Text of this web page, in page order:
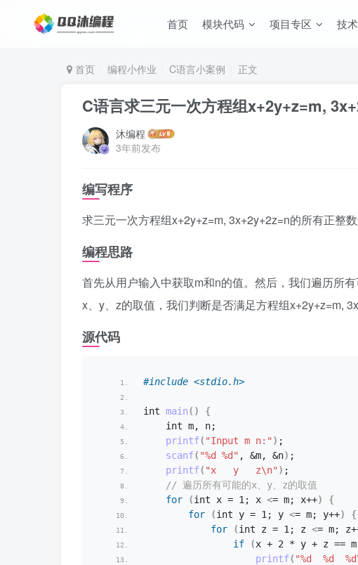
首页 模块代码 项目专区 技
首页 编程小作业 C语言小案例 正文
C语言求三元一次方程组x+2y+z=m,
沐编程
3年前发布
编写程序
求三元一次方程组x+2y+z=m, 3x+2y+2z=n的所有正整
编程思路
首先从用户输入中获取m和n的值。然后，我们遍历所
x、y、z的取值，我们判断是否满足方程组x+2y+z=m,
源代码
#include <stdio.h>
int main()
{
int m, n;
printf( "Input m n:" ) ;
scanf( "%d %d" , &m, &n) ;
printf( "x   y   z\n" ) ;
// 遍历所有可能的x、y、z的取值
for
(int x = 1; x <= m; x++)
{
for
(int y = 1; y <= m; y++)
{
for
(int z = 1; z <= m;
if
(x + 2 * y + z ==
printf( "%d  %d